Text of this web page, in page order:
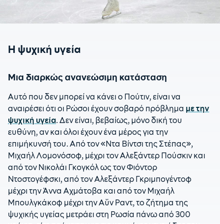
Η ψυχική υγεία
Μια διαρκώς ανανεώσιμη κατάσταση
Αυτό που δεν μπορεί να κάνει ο Πούτιν, είναι να
αναιρέσει ότι οι Ρώσοι έχουν σοβαρό πρόβλημα με την
ψυχική υγεία. Δεν είναι, βεβαίως, μόνο δική του
ευθύνη, αν και όλοι έχουν ένα μέρος για την
επιμήκυνσή του. Από τον «Ντα Βίντσι της Στέπας»,
Μιχαήλ Λομονόσοφ, μέχρι τον Αλεξάντερ Πούσκιν και
από τον Νικολάι Γκογκόλ ως τον Φιόντορ
Ντοστογέφσκι, από τον Αλεξάντερ Γκριμπογέντοφ
μέχρι την Άννα Αχμάτοβα και από τον Μιχαήλ
Μπουλγκάκοφ μέχρι την Αΰν Ραντ, το ζήτημα της
ψυχικής υγείας μετράει στη Ρωσία πάνω από 300